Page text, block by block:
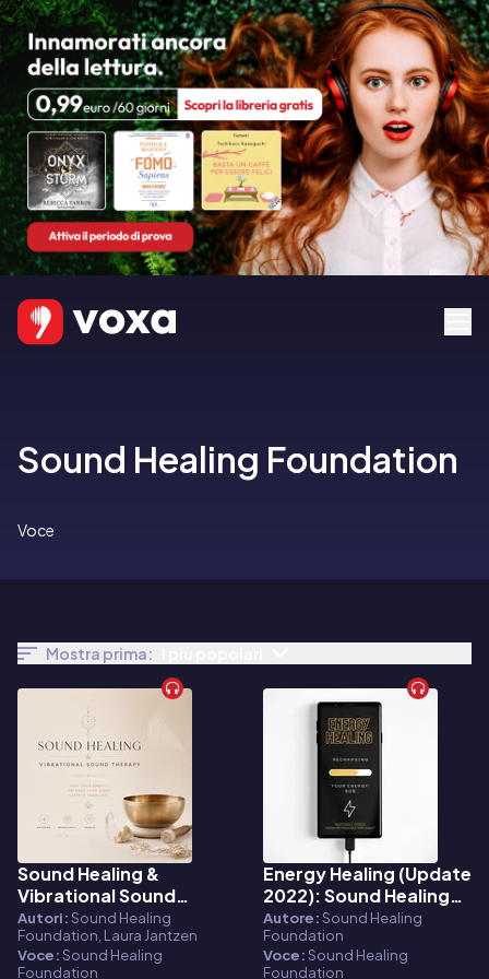
Sound Healing Foundation
Voce
Mostra prima:
Audiolibro
Sound Healing &
Vibrational Sound
Therapy
Autori:Sound Healing
Foundation, Laura Jantzen
Voce:Sound Healing
Foundation
Audiolibro
Energy Healing (Update
2022): Sound Healing
With Vibrational Sound
Therapy
Autore:Sound Healing
Foundation
Voce:Sound Healing
Foundation